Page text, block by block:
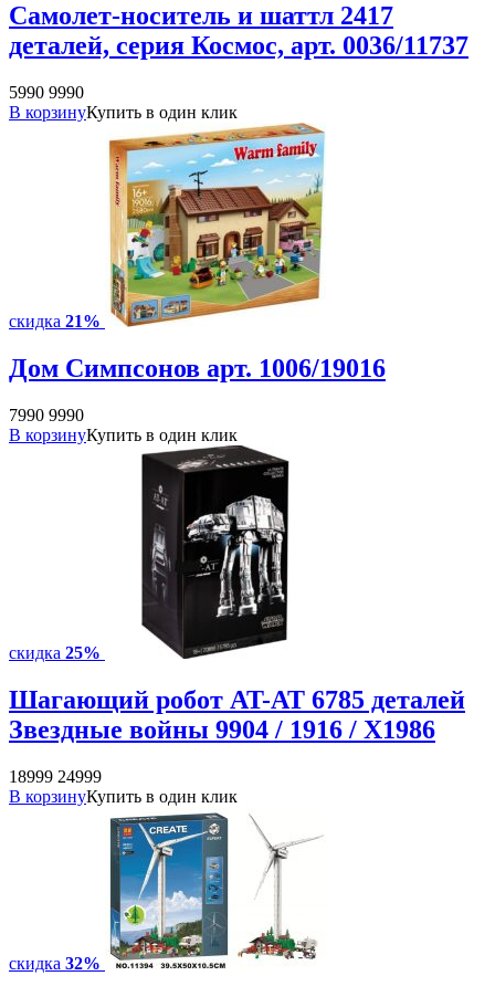
Самолет-носитель и шаттл 2417
деталей, серия Космос, арт. 0036/11737
5990 9990
В корзинуКупить в один клик
скидка 21%
Дом Симпсонов арт. 1006/19016
7990 9990
В корзинуКупить в один клик
скидка 25%
Шагающий робот AT-AT 6785 деталей
Звездные войны 9904 / 1916 / X1986
18999 24999
В корзинуКупить в один клик
скидка 32%